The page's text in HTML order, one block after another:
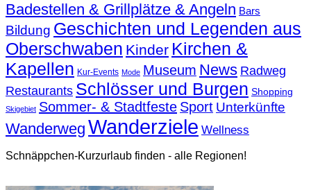
Badestellen & Grillplätze & Angeln Bars
Bildung Geschichten und Legenden aus
Oberschwaben Kinder Kirchen &
Kapellen Kur-Events Mode Museum News Radweg
Restaurants Schlösser und Burgen Shopping
Skigebiet Sommer- & Stadtfeste Sport Unterkünfte
Wanderweg Wanderziele Wellness
Schnäppchen-Kurzurlaub finden - alle Regionen!